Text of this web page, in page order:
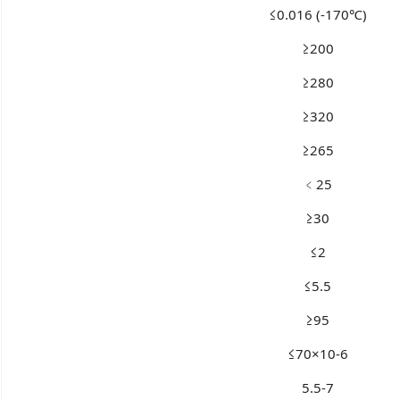
≤0.016 (-170℃)
≥200
≥280
≥320
≥265
﹤25
≥30
≤2
≤5.5
≥95
≤70×10-6
5.5-7